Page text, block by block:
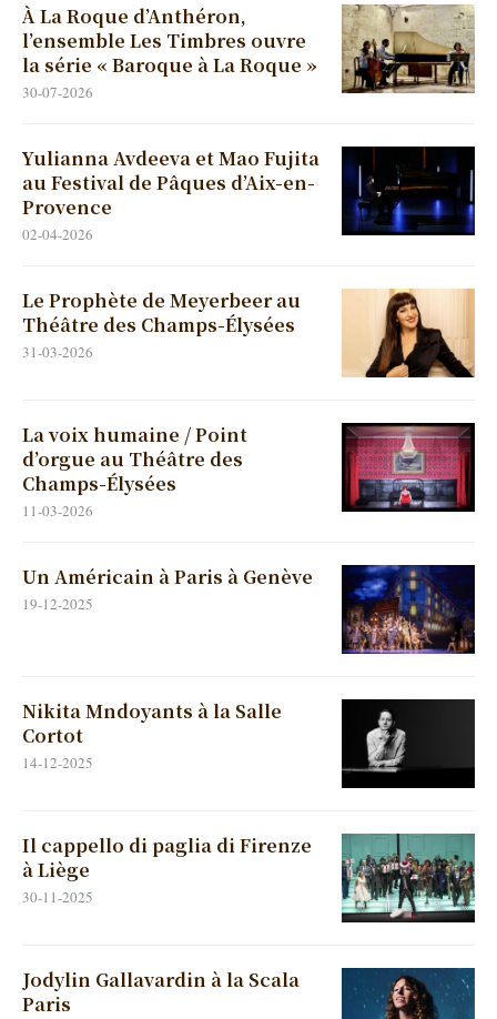
À La Roque d’Anthéron,
l’ensemble Les Timbres ouvre
la série « Baroque à La Roque »
30-07-2026
Yulianna Avdeeva et Mao Fujita
au Festival de Pâques d’Aix-en-
Provence
02-04-2026
Le Prophète de Meyerbeer au
Théâtre des Champs-Élysées
31-03-2026
La voix humaine / Point
d’orgue au Théâtre des
Champs-Élysées
11-03-2026
Un Américain à Paris à Genève
19-12-2025
Nikita Mndoyants à la Salle
Cortot
14-12-2025
Il cappello di paglia di Firenze
à Liège
30-11-2025
Jodylin Gallavardin à la Scala
Paris